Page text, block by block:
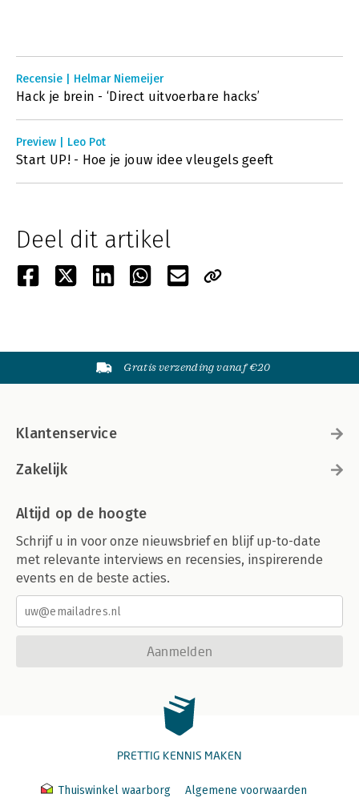
Recensie | Helmar Niemeijer
Hack je brein - ‘Direct uitvoerbare hacks’
Preview | Leo Pot
Start UP! - Hoe je jouw idee vleugels geeft
Deel dit artikel
Gratis verzending vanaf €20
Klantenservice
Zakelijk
Altijd op de hoogte
Schrijf u in voor onze nieuwsbrief en blijf up-to-date
met relevante interviews en recensies, inspirerende
events en de beste acties.
Aanmelden
PRETTIG KENNIS MAKEN
Thuiswinkel waarborg Algemene voorwaarden